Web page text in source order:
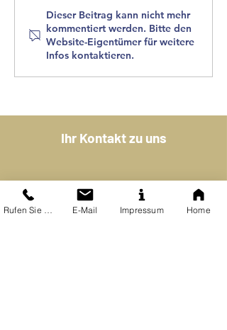
Wie finde ich den richtigen
Architekten?
Dieser Beitrag kann nicht mehr
kommentiert werden. Bitte den
Website-Eigentümer für weitere
Infos kontaktieren.
Ihr Kontakt zu uns
KERSCH + HANSEN
Peter-Joseph-Lenné-Straße 25
E-Mail Impressum Home